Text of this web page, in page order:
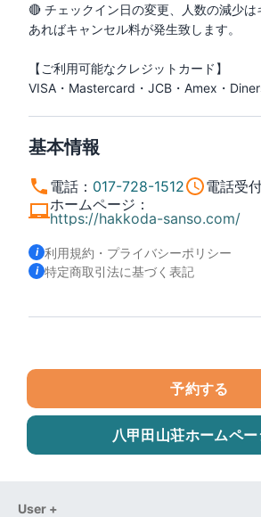
🔴 チェックイン日の変更、人数の減少
あればキャンセル料が発生致します。
【ご利用可能なクレジットカード】
基本情報
電話 ： 017-728-1512 電話受
ホームページ ：
https://hakkoda-sanso.com/
利用規約・プライバシーポリシー
特定商取引法に基づく表記
予約する
八甲田山荘ホームペ
User +